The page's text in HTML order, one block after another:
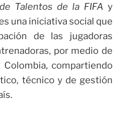
Talentos de la FIFA y
una iniciativa social que
de las jugadoras
por medio de
compartiendo
técnico y de gestión